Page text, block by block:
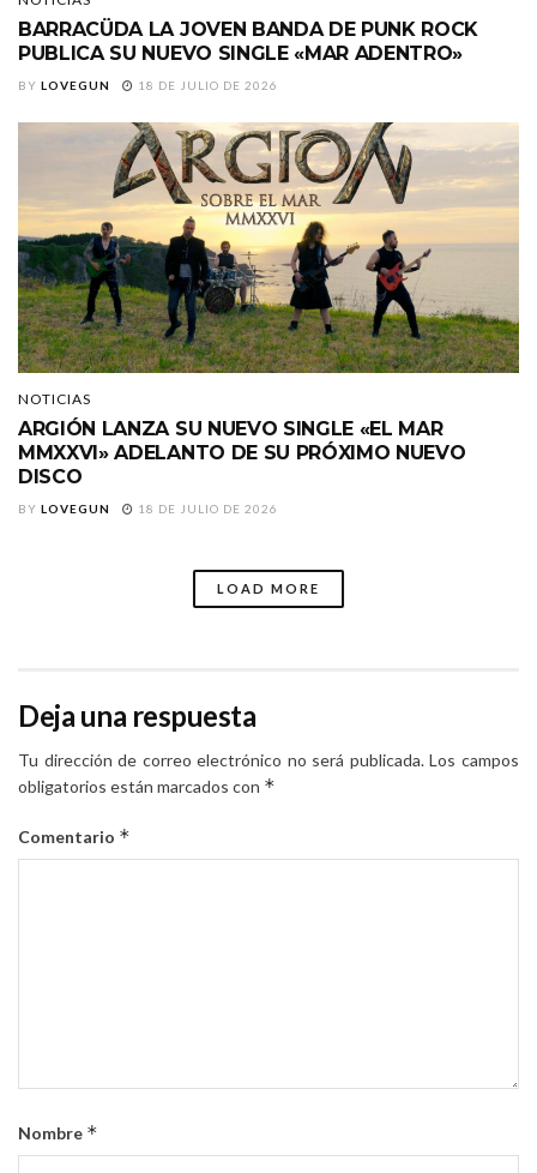
BARRACÜDA LA JOVEN BANDA DE PUNK ROCK
PUBLICA SU NUEVO SINGLE «MAR ADENTRO»
BY LOVEGUN 18 DE JULIO DE 2026
NOTICIAS
ARGIÓN LANZA SU NUEVO SINGLE «EL MAR
MMXXVI» ADELANTO DE SU PRÓXIMO NUEVO
DISCO
BY LOVEGUN 18 DE JULIO DE 2026
LOAD MORE
Deja una respuesta
Tu dirección de correo electrónico no será publicada. Los campos
obligatorios están marcados con *
Comentario *
Nombre *